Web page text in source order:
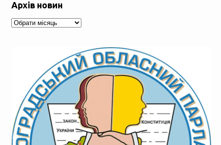
Архів новин
Архів
новин